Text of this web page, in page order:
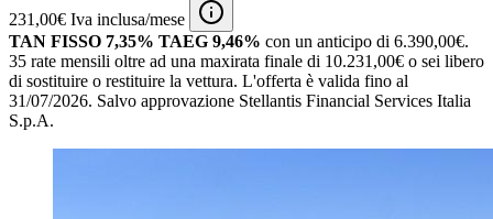
231,00€ Iva inclusa/mese
TAN FISSO 7,35% TAEG 9,46% con un anticipo di 6.390,00€.
35 rate mensili oltre ad una maxirata finale di 10.231,00€ o sei libero
di sostituire o restituire la vettura. L'offerta è valida fino al
31/07/2026. Salvo approvazione Stellantis Financial Services Italia
S.p.A.